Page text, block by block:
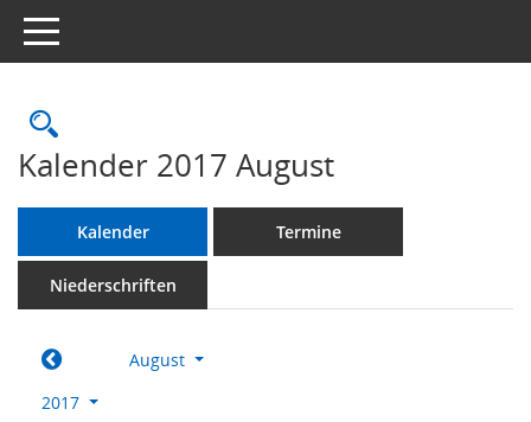
Toggle navigation
Rechercheauswahl
Kalender 2017 August
Kalender Termine
Niederschriften
August
2017